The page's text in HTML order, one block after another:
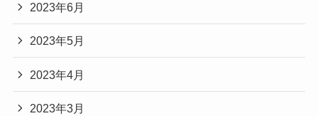
2023年6月
2023年5月
2023年4月
2023年3月